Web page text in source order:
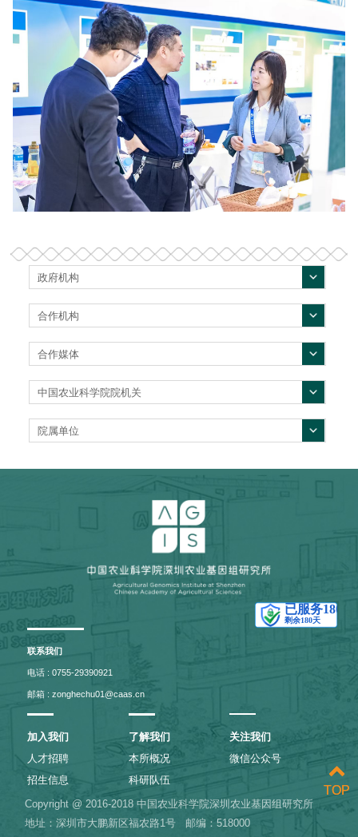
政府机构
合作机构
合作媒体
中国农业科学院院机关
院属单位
联系我们
电话 : 0755-29390921
邮箱 : zonghechu01@caas.cn
加入我们
人才招聘
招生信息
了解我们
本所概况
科研队伍
关注我们
微信公众号
Copyright @ 2016-2018 中国农业科学院深圳农业基因组研究所
地址：深圳市大鹏新区福农路1号
邮编：518000
TOP
TOP